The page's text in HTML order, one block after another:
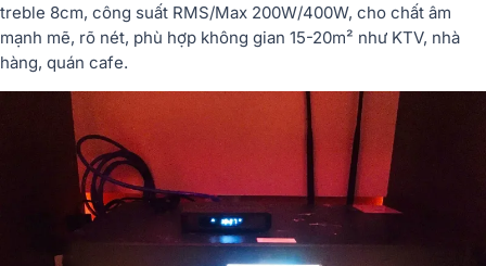
treble 8cm, công suất RMS/Max 200W/400W, cho chất âm
mạnh mẽ, rõ nét, phù hợp không gian 15-20m² như KTV, nhà
hàng, quán cafe.